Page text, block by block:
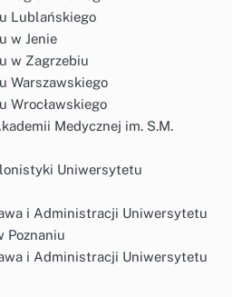
Lublańskiego
w Jenie
w Zagrzebiu
Warszawskiego
Wrocławskiego
Medycznej im. S.M.
Uniwersytetu
i Administracji Uniwersytetu
Poznaniu
i Administracji Uniwersytetu